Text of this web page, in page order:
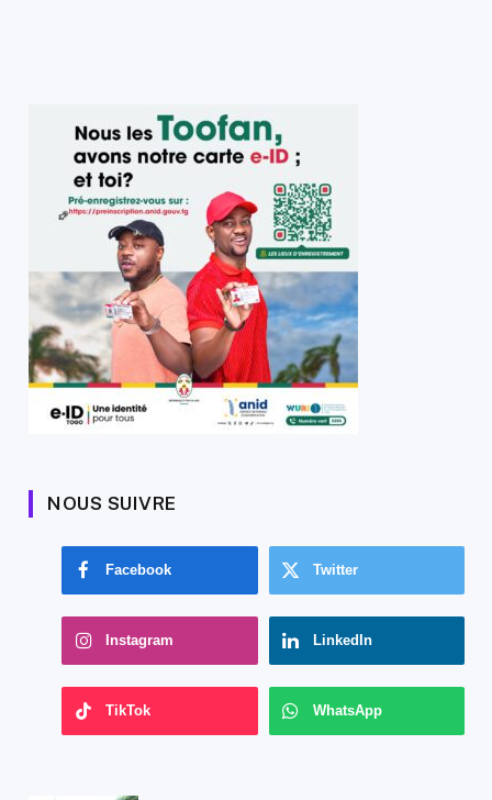
NOUS SUIVRE
Facebook Twitter
Instagram LinkedIn
TikTok WhatsApp